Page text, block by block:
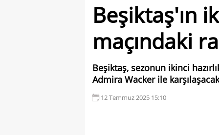
Beşiktaş'ın
maçındaki
Beşiktaş, sezonun ikinci
Admira Wacker ile
12 Temmuz 2025 15:10